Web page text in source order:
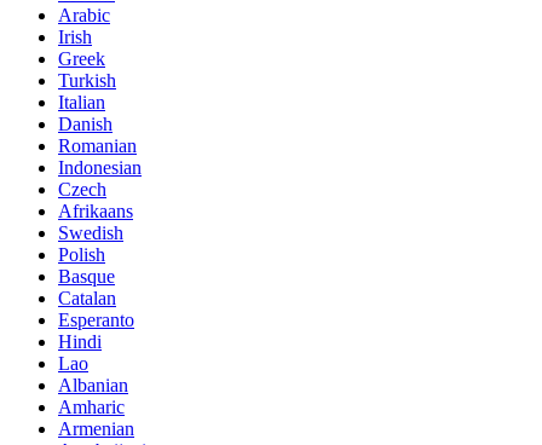
Arabic
Irish
Greek
Turkish
Italian
Danish
Romanian
Indonesian
Czech
Afrikaans
Swedish
Polish
Basque
Catalan
Esperanto
Hindi
Lao
Albanian
Amharic
Armenian